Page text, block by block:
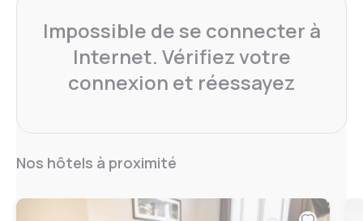
Impossible de se connecter à
Internet. Vérifiez votre
connexion et réessayez
Nos hôtels à proximité